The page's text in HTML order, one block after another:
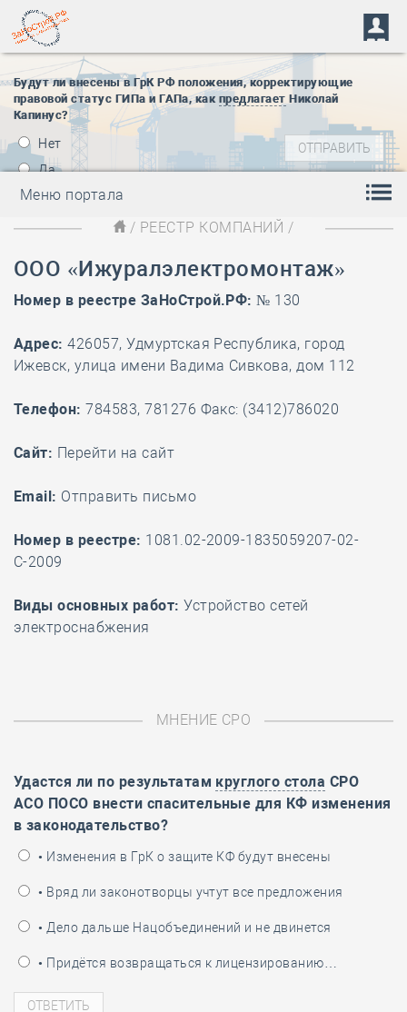
Будут ли внесены в ГрК РФ положения, корректирующие
правовой статус ГИПа и ГАПа, как предлагает Николай
Капинус?
Нет
Да
Меню портала
/ РЕЕСТР КОМПАНИЙ /
ООО «Ижуралэлектромонтаж»
Номер в реестре ЗаНоСтрой.РФ: № 130
Адрес: 426057, Удмуртская Республика, город
Ижевск, улица имени Вадима Сивкова, дом 112
Телефон: 784583, 781276 Факс: (3412)786020
Cайт: Перейти на сайт
Email: Отправить письмо
Номер в реестре: 1081.02-2009-1835059207-02-
С-2009
Виды основных работ: Устройство сетей
электроснабжения
МНЕНИЕ СРО
Удастся ли по результатам круглого стола СРО
АСО ПОСО внести спасительные для КФ изменения
в законодательство?
• Изменения в ГрК о защите КФ будут внесены
• Вряд ли законотворцы учтут все предложения
• Дело дальше Нацобъединений и не двинется
• Придётся возвращаться к лицензированию…